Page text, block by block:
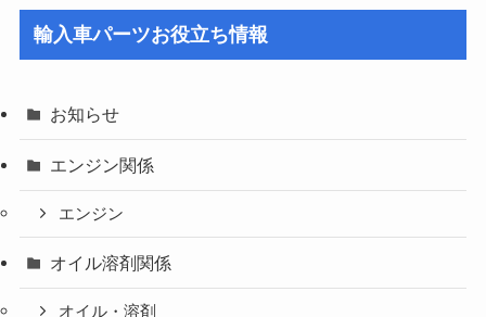
輸入車パーツお役立ち情報
お知らせ
エンジン関係
エンジン
オイル溶剤関係
オイル・溶剤